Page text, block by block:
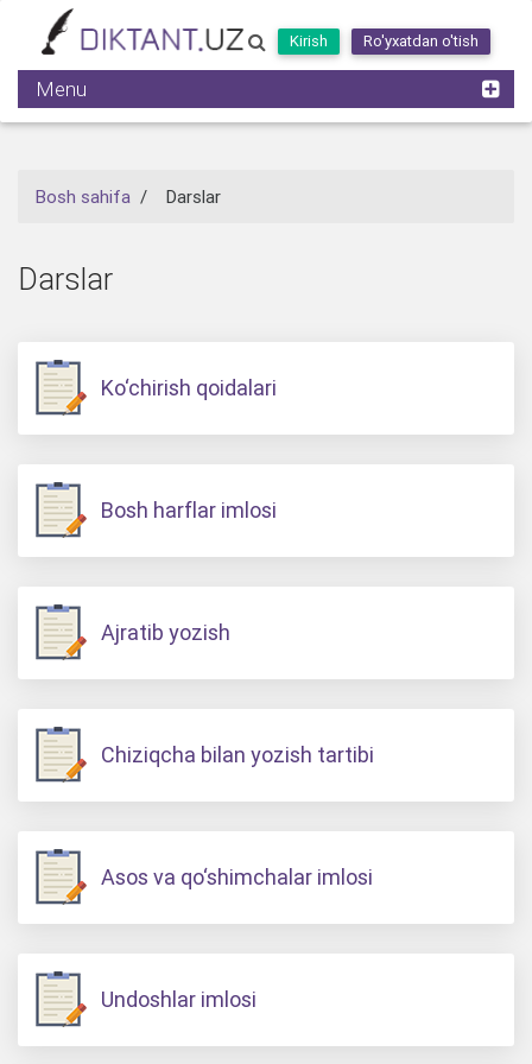
Kirish Ro'yxatdan o'tish
Menu
Bosh sahifa / Darslar
Darslar
Ko‘chirish qoidalari
Bosh harflar imlosi
Ajratib yozish
Chiziqcha bilan yozish tartibi
Asos va qo‘shimchalar imlosi
Undoshlar imlosi